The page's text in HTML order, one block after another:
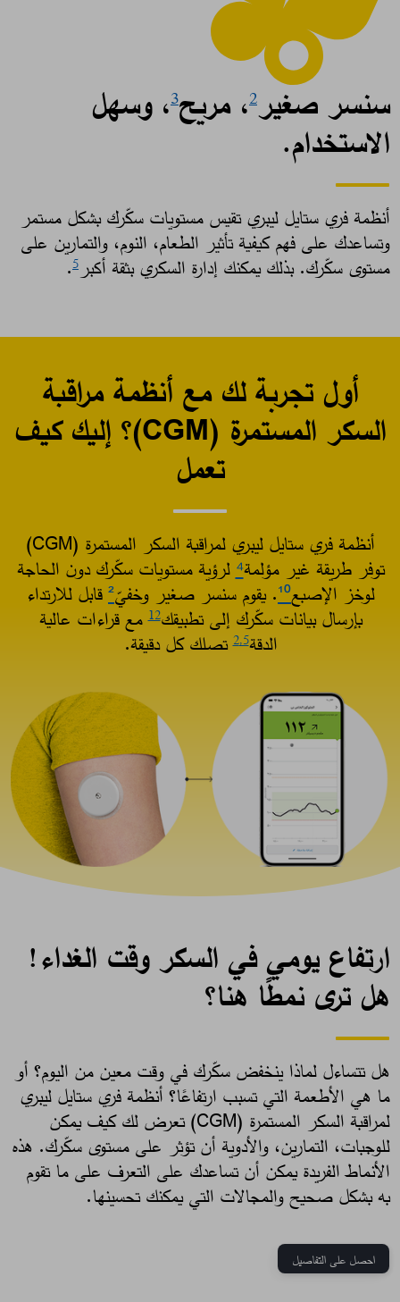
سنسر صغير2، مريح3، وسهل
الاستخدام.
أنظمة فري ستايل ليبري تقيس مستويات سكّرك بشكل مستمر
وتساعدك على فهم كيفية تأثير الطعام، النوم، والتمارين على
مستوى سكّرك. بذلك يمكنك إدارة السكري بثقة أكبر 5
. ​
أول تجربة لك مع أنظمة مراقبة
السكر المستمرة (CGM)؟ إليك كيف
تعمل​
أنظمة فري ستايل ليبري لمراقبة السكر المستمرة (CGM)
توفر طريقة غير مؤلمة⁴لرؤية مستويات سكّرك دون الحاجة
لوخز الإصبع¹⁰. يقوم سنسر صغير وخفيّ²قابل للارتداء
بإرسال بيانات سكّرك إلى تطبيقك12مع قراءات عالية
الدقة 2,5 تصلك كل دقيقة.​
ارتفاع يومي في السكر وقت الغداء!
هل ترى نمطًا هنا؟
هل تتساءل لماذا ينخفض سكّرك في وقت معين من اليوم؟ أو
ما هي الأطعمة التي تسبب ارتفاعًا؟ أنظمة فري ستايل ليبري
لمراقبة السكر المستمرة (CGM) تعرض لك كيف يمكن
للوجبات، التمارين، والأدوية أن تؤثر على مستوى سكّرك. هذه
الأنماط الفريدة يمكن أن تساعدك على التعرف على ما تقوم
به بشكل صحيح والمجالات التي يمكنك تحسينها. ​
احصل على التفاصيل